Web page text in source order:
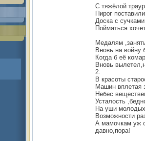
С тяжёлой
Пирог
Доска с
Пойматься
Медалям
Вновь на войну
Когда б её
Вновь
2.
В красоты
Машин вплетая
Небес
Усталость
На уши
Возможности
А мамочкам уж
давно,пора!